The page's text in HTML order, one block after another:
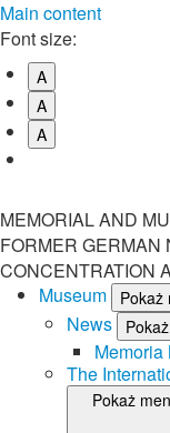
Main content
Font size:
A
A
A
MEMORIAL AND
FORMER GERMAN
CONCENTRATION
Museum
Pokaż
News
Memoria
The
Pokaż